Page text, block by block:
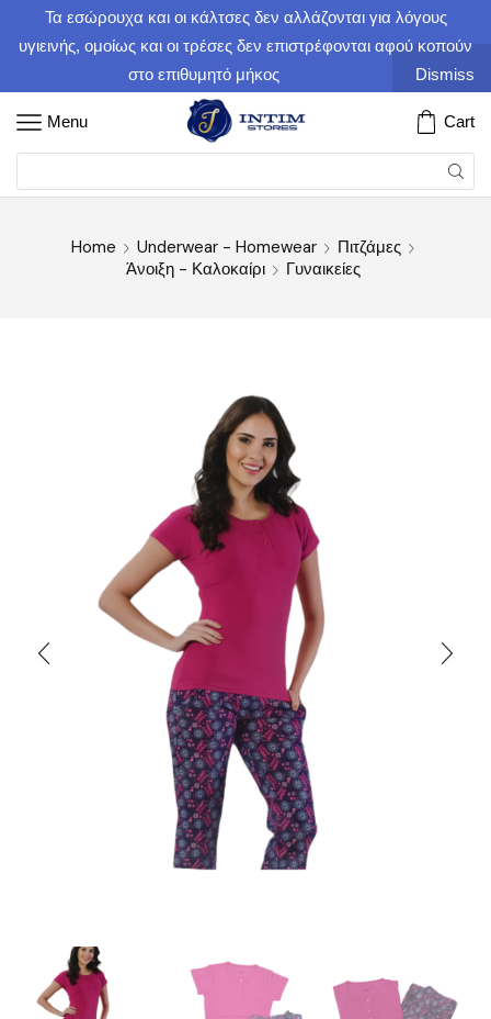
Τα εσώρουχα και οι κάλτσες δεν αλλάζονται για λόγους
υγιεινής, ομοίως και οι τρέσες δεν επιστρέφονται αφού κοπούν
στο επιθυμητό μήκος
Dismiss
Menu Cart
Home Underwear - Homewear
Πιτζάμες
Άνοιξη - Καλοκαίρι
Γυναικείες